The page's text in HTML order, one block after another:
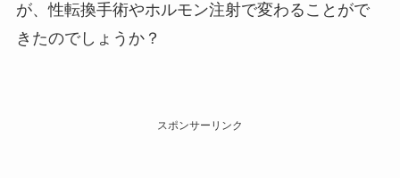
が、性転換手術やホルモン注射で変わることがで
きたのでしょうか？
スポンサーリンク